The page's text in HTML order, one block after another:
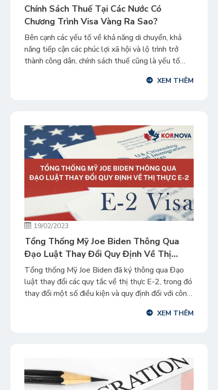
Chính Sách Thuế Tại Các Nước Có
Chương Trình Visa Vàng Ra Sao?
Bên cạnh các yếu tố về khả năng di chuyển, khả
năng tiếp cận các phúc lợi xã hội và lộ trình trở
thành công dân, chính sách thuế cũng là yếu tố
chọn chương trình Visa Vàng. Vì thế, nhiều quốc gia
XEM THÊM
19/02/2023
Tổng Thống Mỹ Joe Biden Thông Qua
Đạo Luật Thay Đổi Quy Định Về Thị
Thực E-2
Tổng thống Mỹ Joe Biden đã ký thông qua Đạo
luật thay đổi các quy tắc về thị thực E-2, trong đó
thay đổi một số điều kiện và quy định đối với công
với Mỹ. Cụ thể, Tổng thống Biden đã ký dự […]
XEM THÊM